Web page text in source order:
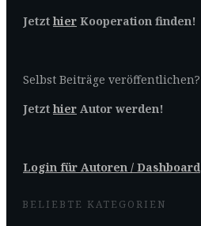
Jetzthier Kooperation finden!
Selbst Beiträge veröffentlichen?
Jetzthier Autor werden!
Login für Autoren / Dashboard
BELIEBTE KATEGORIEN